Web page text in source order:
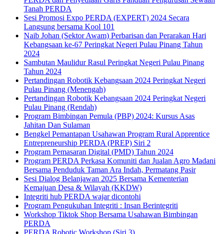
Tanah PERDA
Sesi Promosi Expo PERDA (EXPERT) 2024 Secara
Langsung bersama Kool 101
Naib Johan (Sektor Awam) Perbarisan dan Perarakan Hari
Kebangsaan ke-67 Peringkat Negeri Pulau Pinang Tahun
2024
Sambutan Maulidur Rasul Peringkat Negeri Pulau Pinang
Tahun 2024
Pertandingan Robotik Kebangsaan 2024 Peringkat Negeri
Pulau Pinang (Menengah)
Pertandingan Robotik Kebangsaan 2024 Peringkat Negeri
Pulau Pinang (Rendah)
Program Bimbingan Pemula (PBP) 2024: Kursus Asas
Jahitan Dan Sulaman
Bengkel Pemantapan Usahawan Program Rural Apprentice
Entrepreneurship PERDA (PREP) Siri 2
Program Pemasaran Digital (PMD) Tahun 2024
Program PERDA Perkasa Komuniti dan Jualan Agro Madani
Bersama Penduduk Taman Ara Indah, Permatang Pasir
Sesi Dialog Belanjawan 2025 Bersama Kementerian
Kemajuan Desa & Wilayah (KKDW)
Integriti hub PERDA wajar dicontohi
Program Pengukuhan Integriti : Insan Berintegriti
Workshop Tiktok Shop Bersama Usahawan Bimbingan
PERDA
PERDA Robotic Workshop (Siri 3)